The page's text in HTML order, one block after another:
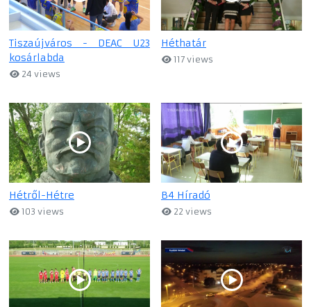
Tiszaújváros - DEAC U23
kosárlabda
24 views
Héthatár
117 views
Hétről-Hétre
103 views
B4 Híradó
22 views